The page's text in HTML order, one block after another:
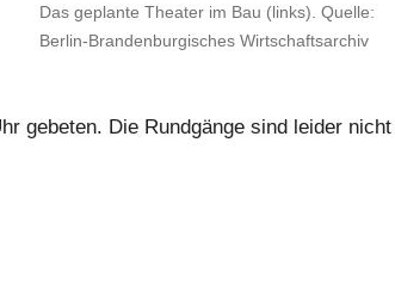
Das geplante Theater im Bau (links). Quelle:
Berlin-Brandenburgisches Wirtschaftsarchiv
gebeten. Die Rundgänge sind leider nicht